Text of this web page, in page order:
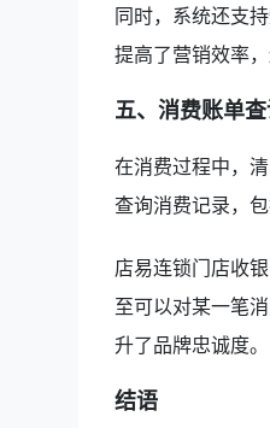
同时，系统还支
提高了营销效率
五、消费账单
在消费过程中，
查询消费记录，
店易连锁门店收
至可以对某一笔
升了品牌忠诚度。
结语